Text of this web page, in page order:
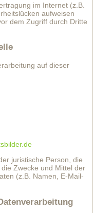
im Internet (z.B.
aufweisen
dem Zugriff durch Dritte
auf dieser
juristische Person, die
Zwecke und Mittel der
(z.B. Namen, E-Mail-